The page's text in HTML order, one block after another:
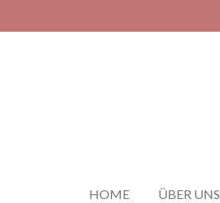
HOME ÜBER UNS